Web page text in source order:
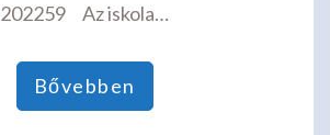
202259 Az iskola…
Bővebben